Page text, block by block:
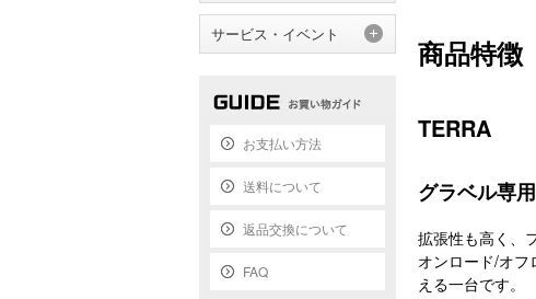
商品特徴
TERRA
グラベル専
拡張性も高く、
オンロード/オ
える一台です。
サービス・イベント
お支払い方法
送料について
返品交換について
FAQ